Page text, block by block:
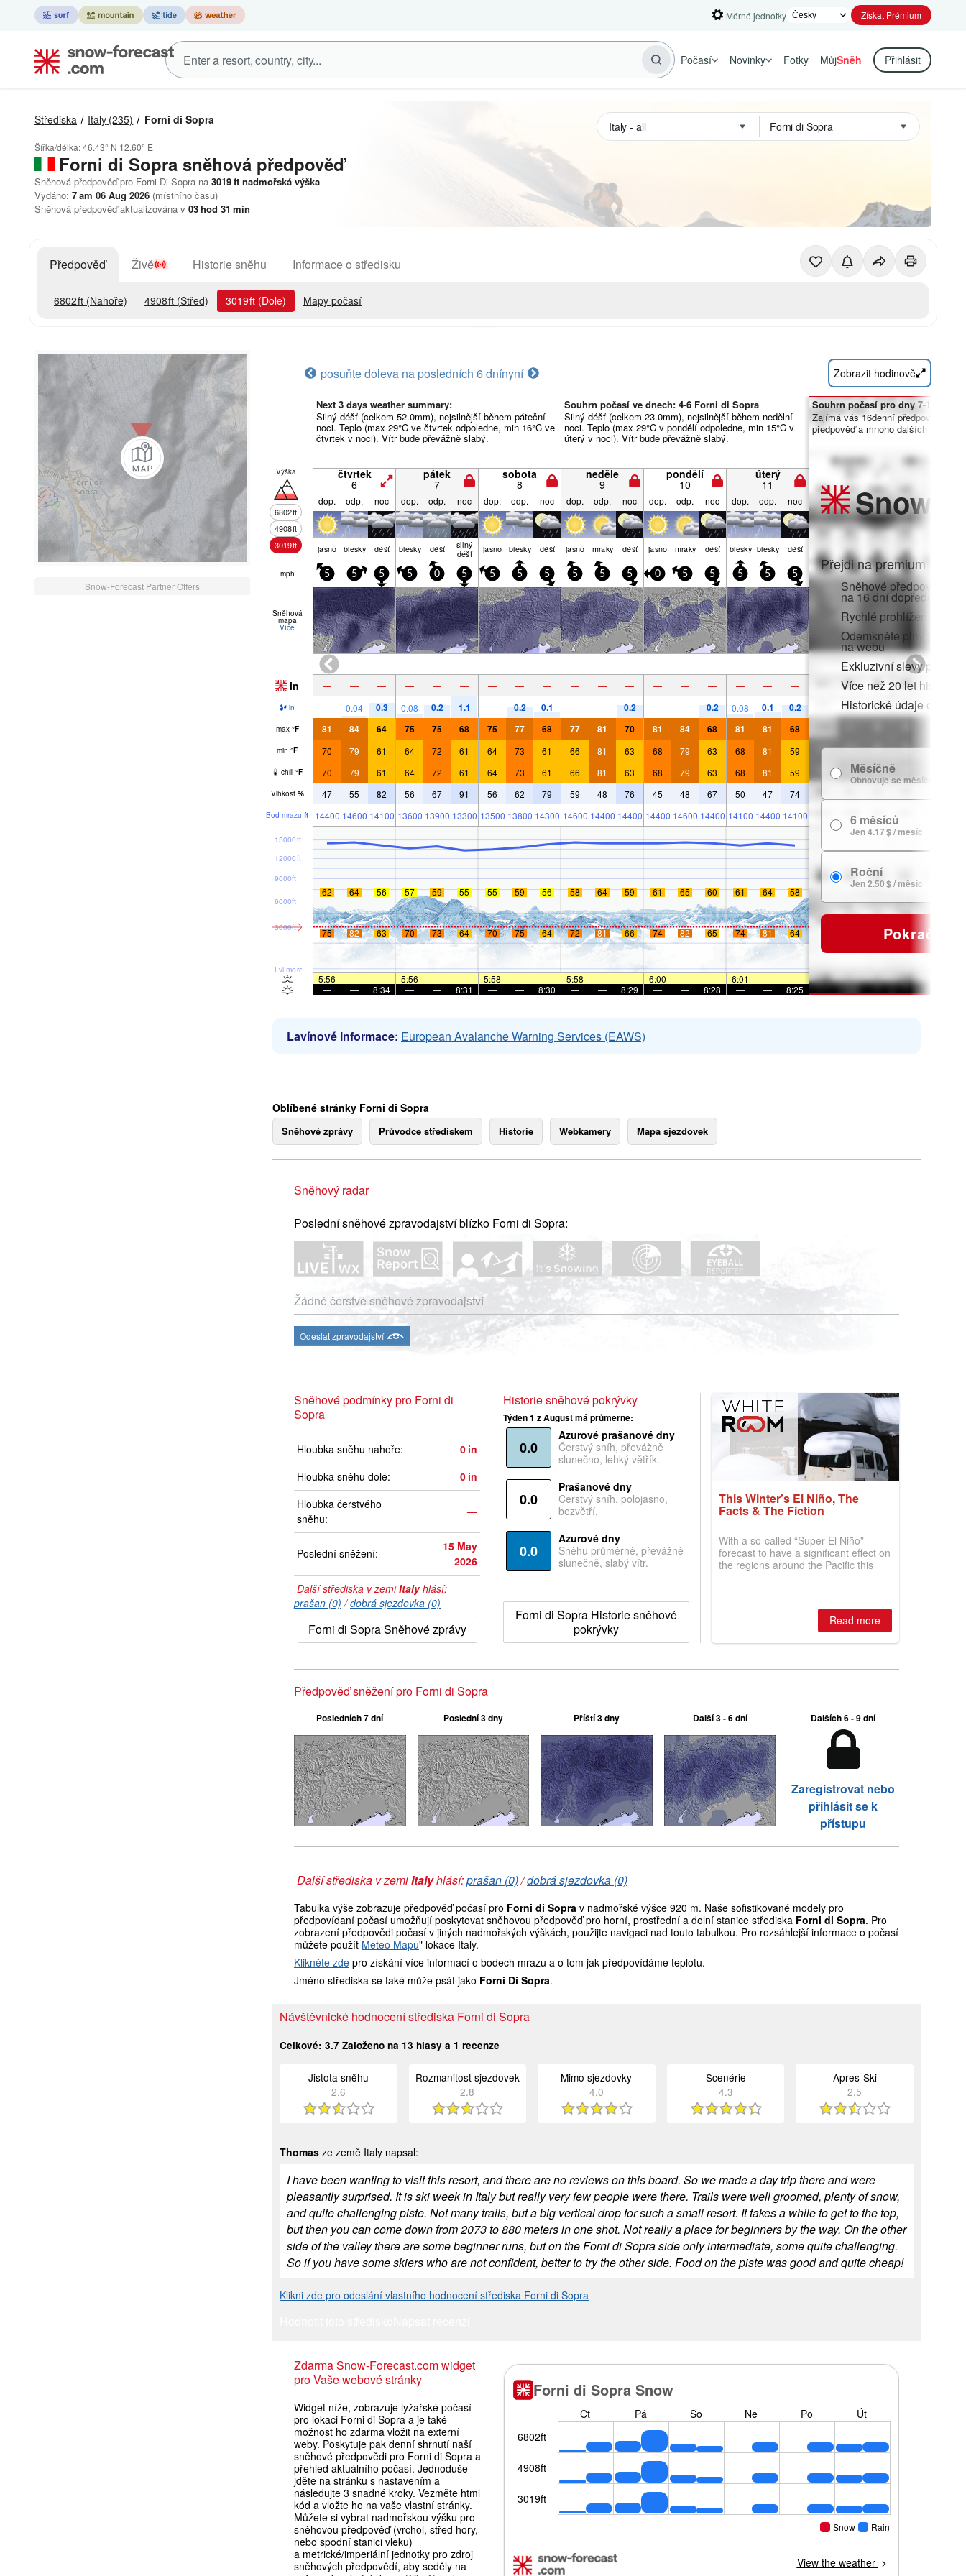
Měrné jednotky Získat Prémium
Počasí Novinky Fotky MůjSněh Přihlásit
Střediska Italy (235) Forni di Sopra
Šířka/délka:46.43° N 12.60° E
Forni di Sopra sněhová předpověď
Sněhová předpověď pro Forni Di Sopra na 3019ft nadmořská výška
Vydáno: 7 am 06 Aug 2026 (místního času)
Sněhová předpověď aktualizována v 03hod 31 min
Předpověď Živě Historie sněhu Informace o středisku
6802ft (Nahoře) 4908ft (Střed) 3019ft (Dole) Mapy počasí
Snow-Forecast Partner Offers
posuňte doleva na posledních 6 dnínyní Zobrazit hodinově
Next 3 days weather summary:
Silný déšť (celkem 52.0mm), nejsilnější během páteční
noci. Teplo (max 29°C ve čtvrtek odpoledne, min 16°C ve
čtvrtek v noci). Vítr bude převážně slabý.
Souhrn počasí ve dnech: 4-6 Forni di Sopra
Silný déšť (celkem 23.0mm), nejsilnější během nedělní
noci. Teplo (max 29°C v pondělí odpoledne, min 15°C v
úterý v noci). Vítr bude převážně slabý.
Výška
6802ft
4908ft
3019ft
čtvrtek
6
pátek
7
sobota
8
neděle
9
pondělí
10
úterý
11
dop. odp. noc dop. odp. noc dop. odp. noc dop. odp. noc dop. odp. noc dop. odp. noc
jasno blesky déšť blesky déšť silný
déšť jasno blesky déšť jasno mraky déšť jasno mraky déšť blesky blesky déšť
mph 5 5 5 5 0 5 5 5 5 5 5 5 0 5 5 5 5 5
Sněhová
mapa
Více
in — — — — — — — — — — — — — — — — — —
in — 0.04 0.3 0.08 0.2 1.1 — 0.2 0.1 — — 0.2 — — 0.2 0.08 0.1 0.2
max °F 81 84 64 75 75 68 75 77 68 77 81 70 81 84 68 81 81 68
min °F 70 79 61 64 72 61 64 73 61 66 81 63 68 79 63 68 81 59
chill °F 70 79 61 64 72 61 64 73 61 66 81 63 68 79 63 68 81 59
Vlhkost % 47 55 82 56 67 91 56 62 79 59 48 76 45 48 67 50 47 74
Bod mrazu ft 14400 14600 14100 13600 13900 13300 13500 13800 14300 14600 14400 14400 14400 14600 14400 14100 14400 14100
Lvl moře
3000ft
6000ft
9000ft
12000ft
15000ft
62 64 56 57 59 55 55 59 56 58 64 59 61 65 60 61 64 58
75 82 63 70 73 64 70 75 64 72 81 66 74 82 65 74 81 64
5:56 — — 5:56 — — 5:58 — — 5:58 — — 6:00 — — 6:01 —
—
—
— 8:34 — — 8:31 — — 8:30 — — 8:29 — — 8:28 — — 8:25
Souhrn počasí pro dny 7-16:
Zajímá vás 16denní předpověď?
předpověď a mnoho dalších funkcí
Snow
Přejdi na premium a
Sněhové předpovědi
na 16 dní dopředu
Rychlé prohlížení bez
Odemkněte plný
na webu
Exkluzivní slevy pro
Více než 20 let historie
Historické údaje o
Měsíčně
Obnovuje se měsíčně
6 měsíců
Jen 4.17 $ / měsíc
Roční
Jen 2.50 $ / měsíc
Pokračovat
Lavínové informace: European Avalanche Warning Services (EAWS)
Oblíbené stránky Forni di Sopra
Sněhové zprávy Průvodce střediskem Historie Webkamery Mapa sjezdovek
Sněhový radar
Poslední sněhové zpravodajství blízko Forni di Sopra:
Žádné čerstvé sněhové zpravodajství
Odeslat zpravodajství
Sněhové podmínky pro Forni di
Sopra
Hloubka sněhu nahoře: 0 in
Hloubka sněhu dole:
0 in
Hloubka čerstvého
sněhu:
—
Poslední sněžení:
15 May
2026
Další střediska v zemiItalyhlásí:
prašan (0) /dobrá sjezdovka (0)
Forni di Sopra Sněhové zprávy
Historie sněhové pokrývky
Týden 1 z August má průměrně:
0.0
Azurové prašanové dny
Čerstvý sníh, převážně
slunečno, lehký větřík.
0.0
Prašanové dny
Čerstvý sníh, polojasno,
bezvětří.
0.0
Azurové dny
Sněhu průměrně, převážně
slunečně, slabý vítr.
Forni di Sopra Historie sněhové
pokrývky
This Winter’s El Niño, The
Facts & The Fiction
With a so-called “Super El Niño”
forecast to have a significant effect on
the regions around the Pacific this
Read more
Předpověď sněžení pro Forni di Sopra
Posledních 7 dní Poslední 3 dny Příští 3 dny Další 3 - 6 dní Dalších 6 - 9 dní
Zaregistrovat nebo
přihlásit se k
přístupu
Další střediska v zemiItalyhlásí:prašan (0)/dobrá sjezdovka (0)
Tabulka výše zobrazuje předpověď počasí pro Forni di Sopra v nadmořské výšce 920 m. Naše sofistikované modely pro
předpovídaní počasí umožňují poskytovat sněhovou předpověď pro horní, prostřední a dolní stanice střediska Forni di Sopra. Pro
zobrazení předpovědi počasí v jiných nadmořských výškách, použijte navigaci nad touto tabulkou. Pro rozsáhlejší informace o počasí
můžete použít Meteo Mapu" lokace Italy.
Klikněte zde pro získání více informací o bodech mrazu a o tom jak předpovídáme teplotu.
Jméno střediska se také může psát jako Forni Di Sopra.
Návštěvnické hodnocení střediska Forni di Sopra
Celkové: 3.7 Založeno na 13 hlasy a 1 recenze
Jistota sněhu
2.6
Rozmanitost sjezdovek
2.8
Mimo sjezdovky
4.0
Scenérie
4.3
Apres-Ski
2.5
Thomas ze země Italy napsal:
I have been wanting to visit this resort, and there are no reviews on this board. So we made a day trip there and were
pleasantly surprised. It is ski week in Italy but really very few people were there. Trails were well groomed, plenty of snow,
and quite challenging piste. Not many trails, but a big vertical drop for such a small resort. It takes a while to get to the top,
but then you can come down from 2073 to 880 meters in one shot. Not really a place for beginners by the way. On the other
side of the valley there are some beginner runs, but on the Forni di Sopra side only intermediate, some quite challenging.
So if you have some skiers who are not confident, better to try the other side. Food on the piste was good and quite cheap!
Klikni zde pro odeslání vlastního hodnocení střediska Forni di Sopra
Zdarma Snow-Forecast.com widget
pro Vaše webové stránky
Widget níže, zobrazuje lyžařské počasí
pro lokaci Forni di Sopra a je také
možnost ho zdarma vložit na externí
weby. Poskytuje pak denní shrnutí naší
sněhové předpovědi pro Forni di Sopra a
přehled aktuálního počasí. Jednoduše
jděte na stránku s nastavením a
následujte 3 snadné kroky. Vezměte html
kód a vložte ho na vaše vlastní stránky.
Můžete si vybrat nadmořskou výšku pro
sněhovou předpověď (vrchol, střed hory,
nebo spodní stanici vleku)
a metrické/imperiální jednotky pro zdroj
sněhových předpovědí, aby seděly na